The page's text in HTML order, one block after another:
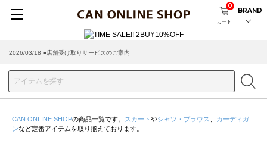
カート
0
BRAND
2026/03/18 ■店舗受け取りサービスのご案内
CAN ONLINE SHOPの商品一覧です。 スカート やシャツ・ブラウス
カーディガ
ンなど定番アイテムを取り揃えております。